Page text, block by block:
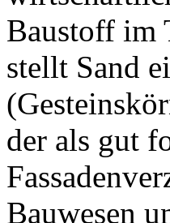
Baustoff im
stellt Sand
der als gut
Bauwesen